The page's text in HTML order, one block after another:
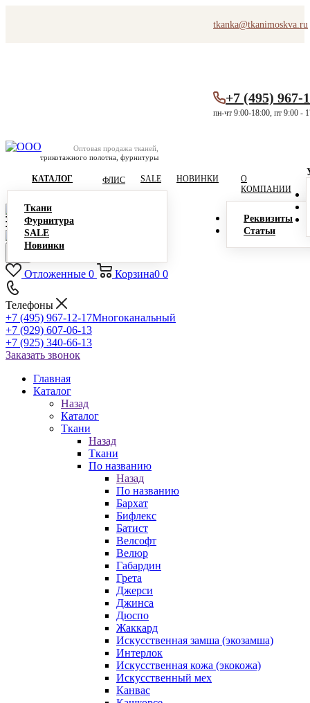
tkanka@tkanimoskva.ru
Оптовая продажа тканей,
трикотажного полотна, фурнитуры
+7 (495) 967-
пн-чт 9:00-18:00, пт 9:00 -
КАТАЛОГ
Ткани
Фурнитура
SALE
Новинки
ФЛИС SALE НОВИНКИ
О
КОМПАНИИ
Реквизиты
Статьи
Отложенные 0 Корзина0 0
Телефоны
+7 (495) 967-12-17Многоканальный
+7 (929) 607-06-13
+7 (925) 340-66-13
Заказать звонок
Главная
Каталог
Назад
Каталог
Ткани
Назад
Ткани
По названию
Назад
По названию
Бархат
Бифлекс
Батист
Велсофт
Велюр
Габардин
Грета
Джерси
Джинса
Дюспо
Жаккард
Искусственная замша (экозамша)
Интерлок
Искусственная кожа (экокожа)
Искусственный мех
Канвас